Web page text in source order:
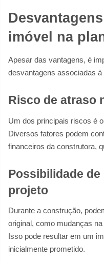
imóvel na
Apesar das vantagens, é
desvantagens associadas
Risco de atraso
Um dos principais riscos é
Diversos fatores podem
financeiros da construtora,
Possibilidade
projeto
Durante a construção,
original, como mudanças
Isso pode resultar em um
inicialmente prometido.